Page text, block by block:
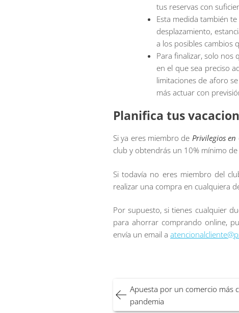
tus reservas con
Esta medida también
desplazamiento,
a los posibles cambios
Para finalizar, solo nos
en el que sea preciso
limitaciones de aforo
más actuar con
Planifica tus
Si ya eres miembro de Privilegios en
club y obtendrás un 10% mínimo de
Si todavía no eres miembro del
realizar una compra en cualquiera
Por supuesto, si tienes cualquier
para ahorrar comprando online,
envía un email a
Navegación
de
entradas
Apuesta por un comercio más
pandemia